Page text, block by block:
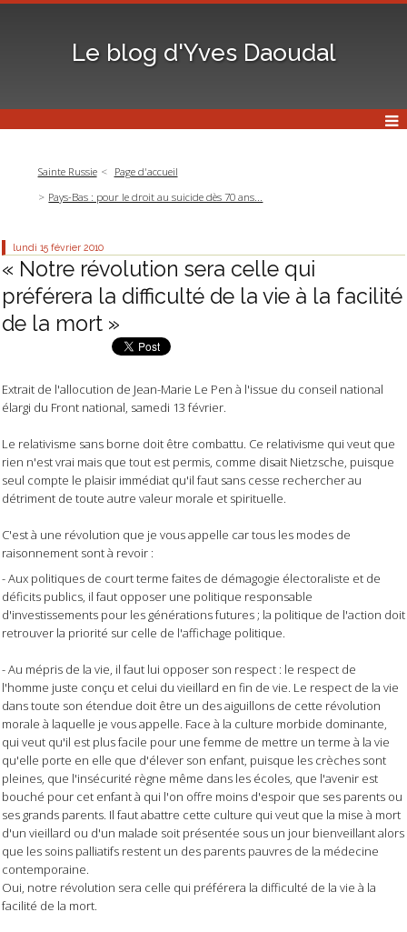
Le blog d'Yves Daoudal
Sainte Russie
Page d'accueil
Pays-Bas : pour le droit au suicide dès 70 ans...
lundi 15 février 2010
« Notre révolution sera celle qui
préférera la difficulté de la vie à la facilité
de la mort »
Extrait de l'allocution de Jean-Marie Le Pen à l'issue du conseil national
élargi du Front national, samedi 13 février.
Le relativisme sans borne doit être combattu. Ce relativisme qui veut que
rien n'est vrai mais que tout est permis, comme disait Nietzsche, puisque
seul compte le plaisir immédiat qu'il faut sans cesse rechercher au
détriment de toute autre valeur morale et spirituelle.
C'est à une révolution que je vous appelle car tous les modes de
raisonnement sont à revoir :
- Aux politiques de court terme faites de démagogie électoraliste et de
déficits publics, il faut opposer une politique responsable
d'investissements pour les générations futures ; la politique de l'action doit
retrouver la priorité sur celle de l'affichage politique.
- Au mépris de la vie, il faut lui opposer son respect : le respect de
l'homme juste conçu et celui du vieillard en fin de vie. Le respect de la vie
dans toute son étendue doit être un des aiguillons de cette révolution
morale à laquelle je vous appelle. Face à la culture morbide dominante,
qui veut qu'il est plus facile pour une femme de mettre un terme à la vie
qu'elle porte en elle que d'élever son enfant, puisque les crèches sont
pleines, que l'insécurité règne même dans les écoles, que l'avenir est
bouché pour cet enfant à qui l'on offre moins d'espoir que ses parents ou
ses grands parents. Il faut abattre cette culture qui veut que la mise à mort
d'un vieillard ou d'un malade soit présentée sous un jour bienveillant alors
que les soins palliatifs restent un des parents pauvres de la médecine
contemporaine.
Oui, notre révolution sera celle qui préférera la difficulté de la vie à la
facilité de la mort.